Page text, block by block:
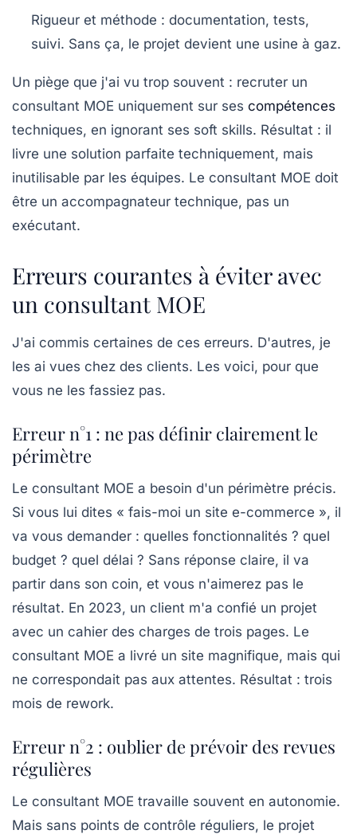
Rigueur et méthode : documentation, tests,
suivi. Sans ça, le projet devient une usine à gaz.
Un piège que j'ai vu trop souvent : recruter un
consultant MOE uniquement sur ses compétences
techniques, en ignorant ses soft skills. Résultat : il
livre une solution parfaite techniquement, mais
inutilisable par les équipes. Le consultant MOE doit
être un accompagnateur technique, pas un
exécutant.
Erreurs courantes à éviter avec
un consultant MOE
J'ai commis certaines de ces erreurs. D'autres, je
les ai vues chez des clients. Les voici, pour que
vous ne les fassiez pas.
Erreur n°1 : ne pas définir clairement le
périmètre
Le consultant MOE a besoin d'un périmètre précis.
Si vous lui dites « fais-moi un site e-commerce », il
va vous demander : quelles fonctionnalités ? quel
budget ? quel délai ? Sans réponse claire, il va
partir dans son coin, et vous n'aimerez pas le
résultat. En 2023, un client m'a confié un projet
avec un cahier des charges de trois pages. Le
consultant MOE a livré un site magnifique, mais qui
ne correspondait pas aux attentes. Résultat : trois
mois de rework.
Erreur n°2 : oublier de prévoir des revues
régulières
Le consultant MOE travaille souvent en autonomie.
Mais sans points de contrôle réguliers, le projet